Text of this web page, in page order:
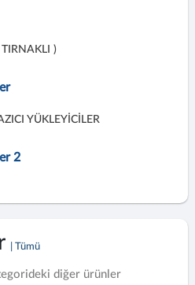
)
YÜKLEYİCİLER
2
| Tümü
diğer ürünler